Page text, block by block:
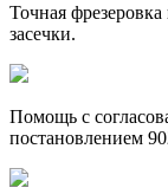
Точная
засечки.
Помощь с
постановлением